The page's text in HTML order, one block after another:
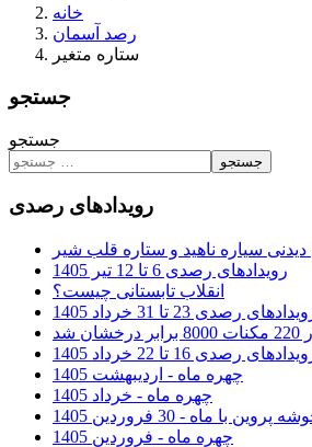
خانه
رصد آسمان
ستاره متغیر
جستجو
جستجو
جستجو
رویدادهای رصدی
سیاره ناهید و ستاره قلب شیر
رویدادهای رصدی 6 تا 12 تیر 1405
انقلاب تابستانی چیست؟
رصدی 23 تا 31 خرداد 1405
رصدی 16 تا 22 خرداد 1405
چهره ماه - اردیبهشت 1405
چهره ماه - خرداد 1405
با ماه - 30 فروردین 1405
چهره ماه - فروردین 1405